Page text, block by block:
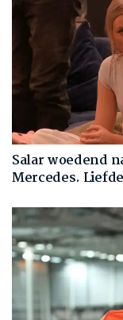
Salar woedend
Mercedes.